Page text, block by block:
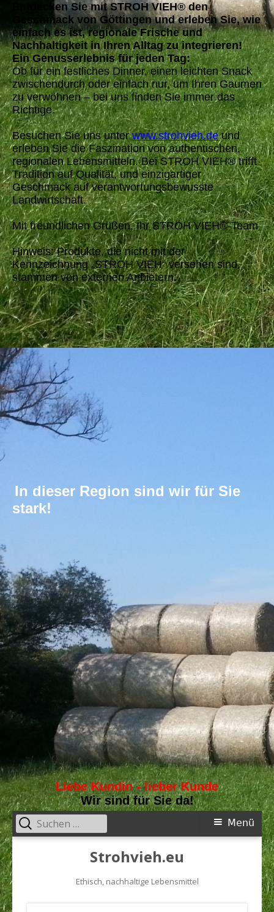
Entdecken Sie mit STROH VIEH® den
Geschmack von Göttingen und erleben Sie, wie
einfach es ist, regionale Frische und
Nachhaltigkeit in Ihren Alltag zu integrieren!
Ein Genusserlebnis für jeden Tag:
Ob für ein festliches Dinner, einen leichten Snack
zwischendurch oder einfach nur, um Ihren Gaumen
zu verwöhnen – bei uns finden Sie immer das
Richtige.
Besuchen Sie uns unterwww.strohvieh.deund
erleben Sie die Faszination von authentischen,
regionalen Lebensmitteln. Bei STROH VIEH® trifft
Tradition auf Qualität, und einzigartiger
Geschmack auf verantwortungsbewusste
Landwirtschaft.
Mit freundlichen Grüßen, Ihr STROH VIEH®-Team
Hinweis: Produkte, die nicht mit der
Kennzeichnung „STROH VIEH“ versehen sind,
stammen von externen Anbietern.
In dieser Region sind wir für Sie
stark!
Liebe Kundin - lieber Kunde
Wir sind für Sie da!